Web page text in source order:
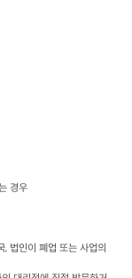
경우
, 법인이 폐업 또는 사업의